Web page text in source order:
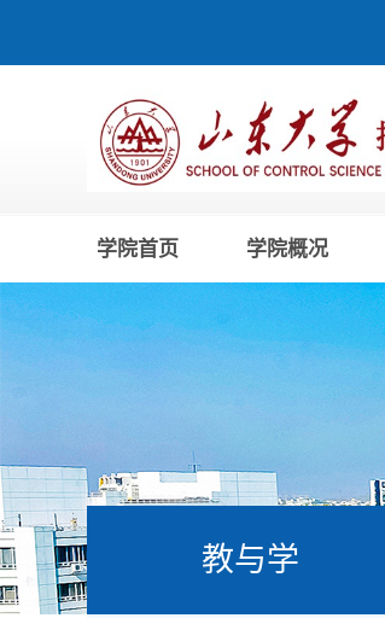
学院首页 学院概况
教与学